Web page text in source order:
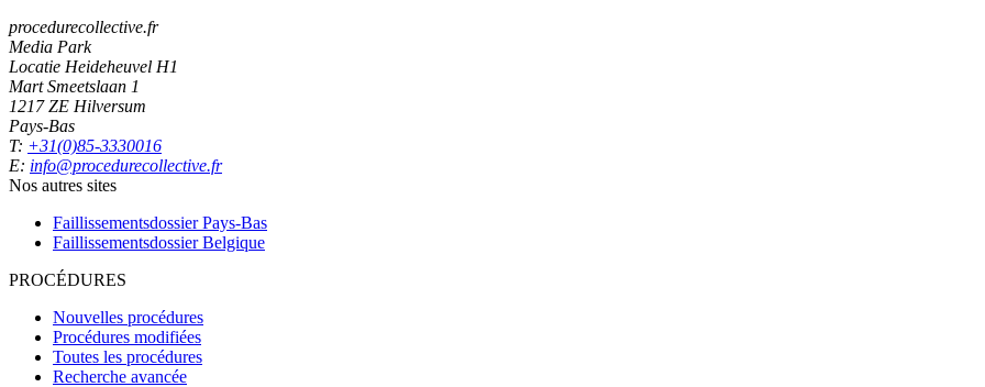
procedurecollective.fr
Media Park
Locatie Heideheuvel H1
Mart Smeetslaan 1
1217 ZE Hilversum
Pays-Bas
T: +31(0)85-3330016
E: info@procedurecollective.fr
Nos autres sites
Faillissementsdossier Pays-Bas
Faillissementsdossier Belgique
PROCÉDURES
Nouvelles procédures
Procédures modifiées
Toutes les procédures
Recherche avancée